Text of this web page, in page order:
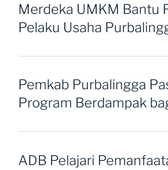
Merdeka UMKM Bantu
Pelaku Usaha
Pemkab Purbalingga
Program Berdampak
ADB Pelajari